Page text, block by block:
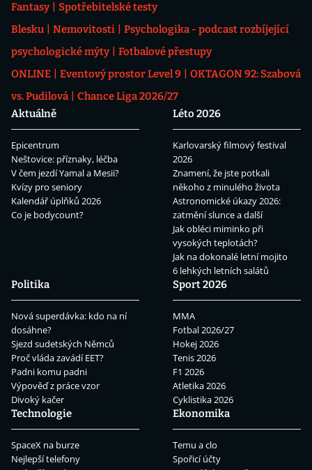
Fantasy
Spotřebitelské testy
Blesku
Nemovitosti
Psychologika - podcast rozbíjející
psychologické mýty
Fotbalové přestupy
ONLINE
Eventový prostor Level 9
OKTAGON 92: Szabová
vs. Pudilová
Chance Liga 2026/27
Aktuálně
Epicentrum
Neštovice: příznaky, léčba
V čem jezdí Yamal a Mesii?
Kvízy pro seniory
Kalendář úplňků 2026
Co je bodycount?
Léto 2026
Karlovarský filmový festival
2026
Znamení, že jste potkali
někoho z minulého života
Astronomické úkazy 2026:
zatmění slunce a další
Jak obléci miminko při
vysokých teplotách?
Jak na dokonalé letní mojito
6 lehkých letních salátů
Politika
Nová superdávka: kdo na ní
dosáhne?
Sjezd sudetských Němců
Proč vláda zavádí EET?
Padni komu padni
Výpověď z práce vzor
Divoký kačer
Sport 2026
MMA
Fotbal 2026/27
Hokej 2026
Tenis 2026
F1 2026
Atletika 2026
Cyklistika 2026
Technologie
SpaceX na burze
Nejlepší telefony
Ekonomika
Temu a clo
Spořicí účty